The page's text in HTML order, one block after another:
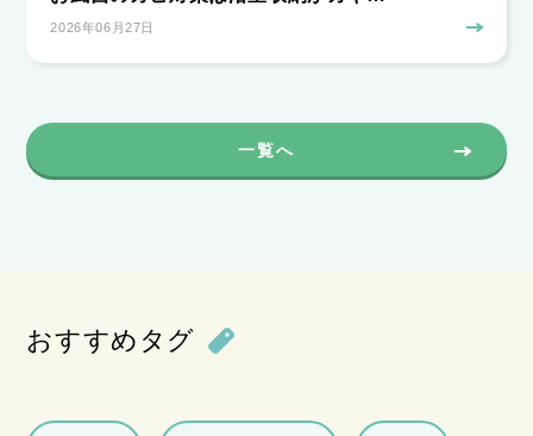
2026年06月27日
一覧へ
おすすめタグ